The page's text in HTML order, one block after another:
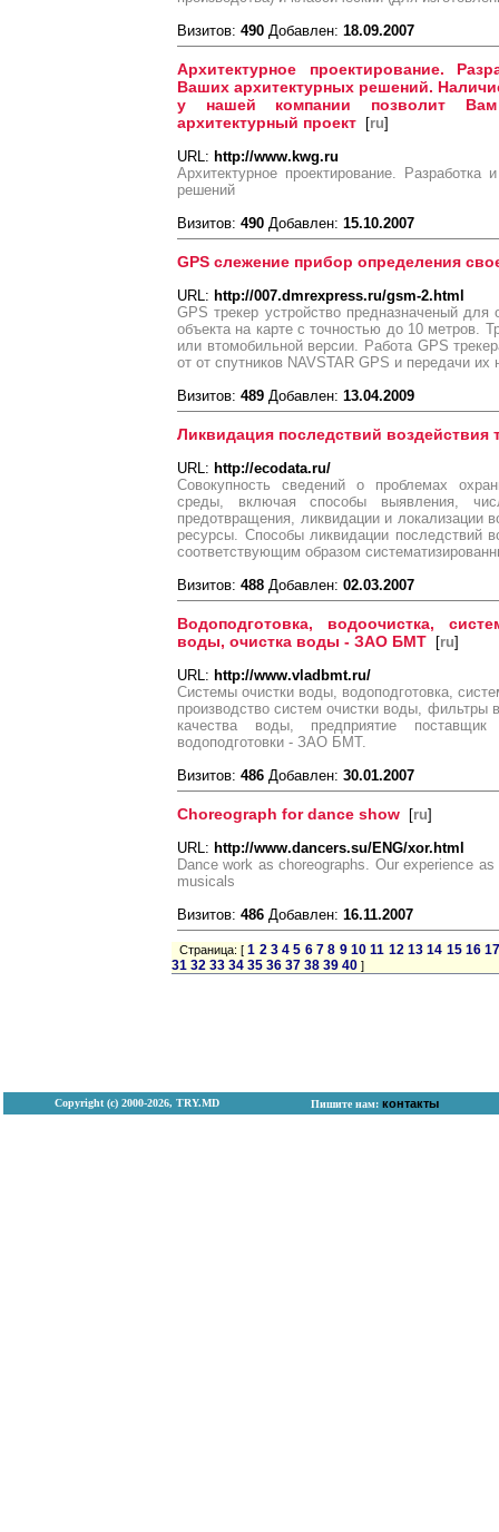
Визитов: 490 Добавлен: 18.09.2007
Архитектурное проектирование.
Ваших архитектурных решений.
у нашей компании позволит
архитектурный проект [ru]
URL: http://www.kwg.ru
Архитектурное проектирование.
решений
Визитов: 490 Добавлен: 15.10.2007
GPS слежение прибор определения
URL: http://007.dmrexpress.ru/gsm-2.html
GPS трекер устройство предназначеный
объекта на карте с точностью до 10 метров.
или втомобильной версии. Работа GPS
от от спутников NAVSTAR GPS и передачи
Визитов: 489 Добавлен: 13.04.2009
Ликвидация последствий воздействия
URL: http://ecodata.ru/
Совокупность сведений о проблемах
среды, включая способы выявления,
предотвращения, ликвидации и локализации
ресурсы. Способы ликвидации последствий
соответствующим образом
Визитов: 488 Добавлен: 02.03.2007
Водоподготовка, водоочистка,
воды, очистка воды - ЗАО БМТ [ru]
URL: http://www.vladbmt.ru/
Системы очистки воды, водоподготовка,
производство систем очистки воды, фильтры
качества воды, предприятие
водоподготовки - ЗАО БМТ.
Визитов: 486 Добавлен: 30.01.2007
Choreograph for dance show [ru]
URL: http://www.dancers.su/ENG/xor.html
Dance work as choreographs. Our experience
musicals
Визитов: 486 Добавлен: 16.11.2007
Страница: [1 2 3 4 5 6 7 8 9 10 11 12 13 14 15 16
31 32 33 34 35 36 37 38 39 40 ]
Copyright (с) 2000-2026, TRY.MD Пишите нам: контакты